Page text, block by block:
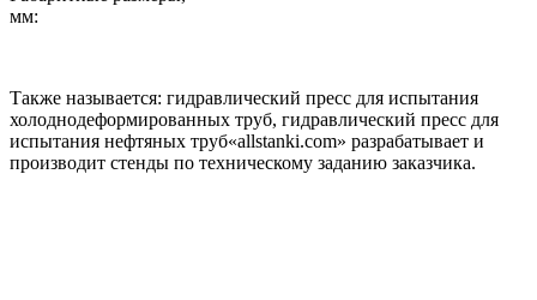
мм:
Также называется: гидравлический пресс для испытания
холоднодеформированных труб, гидравлический пресс для
испытания нефтяных труб«allstanki.com» разрабатывает и
производит стенды по техническому заданию заказчика.